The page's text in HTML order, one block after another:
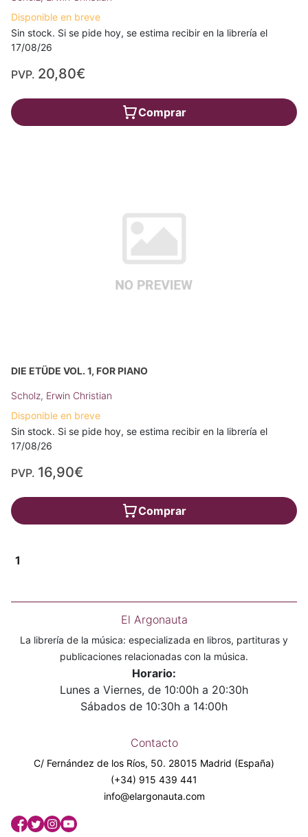
Disponible en breve
Sin stock. Si se pide hoy, se estima recibir en la librería el
17/08/26
PVP. 20,80€
Comprar
DIE ETÜDE VOL. 1, FOR PIANO
Scholz, Erwin Christian
Disponible en breve
Sin stock. Si se pide hoy, se estima recibir en la librería el
17/08/26
PVP. 16,90€
Comprar
1
El Argonauta
La librería de la música: especializada en libros, partituras y
publicaciones relacionadas con la música.
Horario:
Lunes a Viernes, de 10:00h a 20:30h
Sábados de 10:30h a 14:00h
Contacto
C/ Fernández de los Ríos, 50. 28015 Madrid (España)
(+34) 915 439 441
info@elargonauta.com